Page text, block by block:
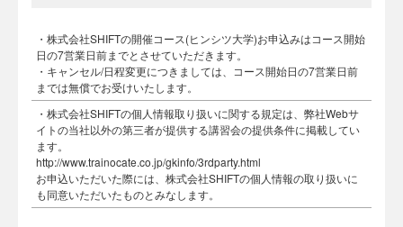
・株式会社SHIFTの開催コース(ヒンシツ大学)お申込みはコース開始
日の7営業日前までとさせていただきます。
・キャンセル/日程変更につきましては、コース開始日の7営業日前
までは無償でお受けいたします。
・株式会社SHIFTの個人情報取り扱いに関する規定は、弊社Webサ
イトの当社以外の第三者が提供する講習会の提供条件に掲載してい
ます。
http://www.trainocate.co.jp/gkinfo/3rdparty.html
お申込いただいた際には、株式会社SHIFTの個人情報の取り扱いに
も同意いただいたものとみなします。